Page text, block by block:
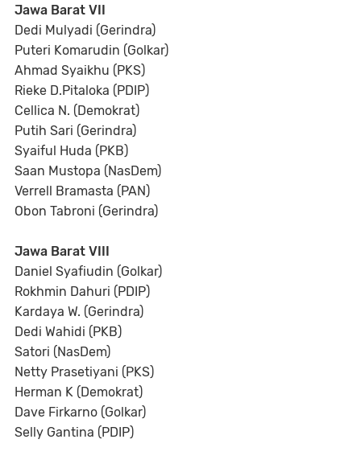
Jawa Barat VII
Dedi Mulyadi (Gerindra)
Puteri Komarudin (Golkar)
Ahmad Syaikhu (PKS)
Rieke D.Pitaloka (PDIP)
Cellica N. (Demokrat)
Putih Sari (Gerindra)
Syaiful Huda (PKB)
Saan Mustopa (NasDem)
Verrell Bramasta (PAN)
Obon Tabroni (Gerindra)
Jawa Barat VIII
Daniel Syafiudin (Golkar)
Rokhmin Dahuri (PDIP)
Kardaya W. (Gerindra)
Dedi Wahidi (PKB)
Satori (NasDem)
Netty Prasetiyani (PKS)
Herman K (Demokrat)
Dave Firkarno (Golkar)
Selly Gantina (PDIP)